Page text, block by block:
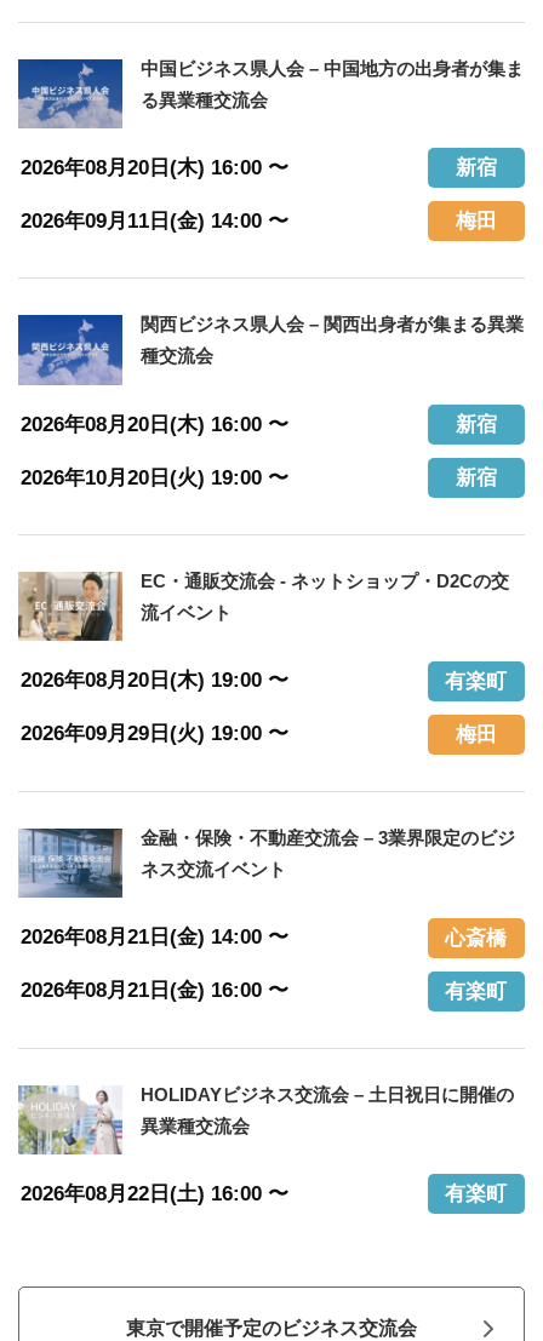
中国ビジネス県人会 – 中国地方の出身者が集ま
る異業種交流会
2026年08月20日(木) 16:00 〜 新宿
2026年09月11日(金) 14:00 〜 梅田
関西ビジネス県人会 – 関西出身者が集まる異業
種交流会
2026年08月20日(木) 16:00 〜 新宿
2026年10月20日(火) 19:00 〜 新宿
EC・通販交流会 ‐ ネットショップ・D2Cの交
流イベント
2026年08月20日(木) 19:00 〜 有楽町
2026年09月29日(火) 19:00 〜 梅田
金融・保険・不動産交流会 – 3業界限定のビジ
ネス交流イベント
2026年08月21日(金) 14:00 〜 心斎橋
2026年08月21日(金) 16:00 〜 有楽町
HOLIDAYビジネス交流会 – 土日祝日に開催の
異業種交流会
2026年08月22日(土) 16:00 〜 有楽町
東京で開催予定のビジネス交流会